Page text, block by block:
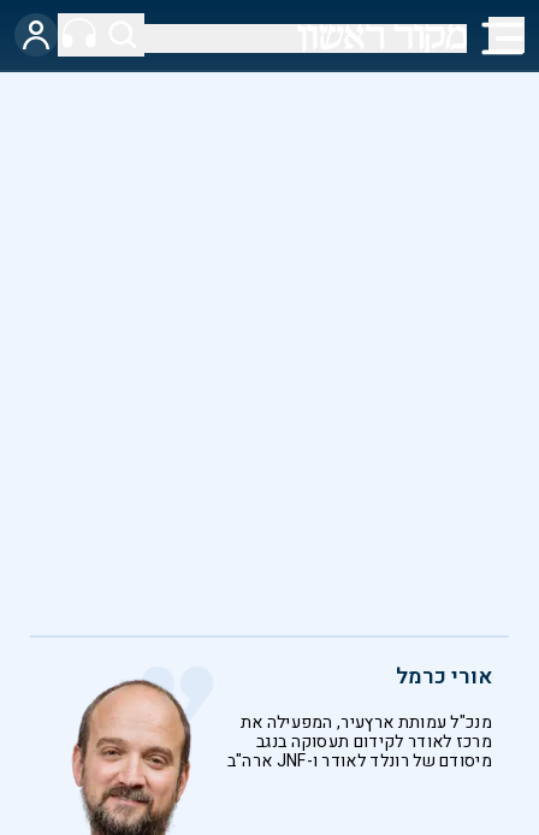
אורי כרמל
מנכ"ל עמותת ארץעיר, המפעילה את
מרכז לאודר לקידום תעסוקה בנגב
מיסודם של רונלד לאודר ו-JNF ארה"ב